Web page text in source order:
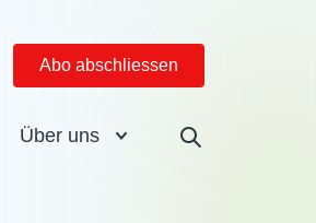
Abo abschliessen
Über uns